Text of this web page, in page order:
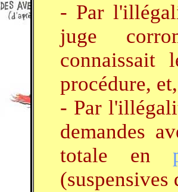
- Par
juge
connaissait
procédure,
- Par
demandes
totale en
(suspensives